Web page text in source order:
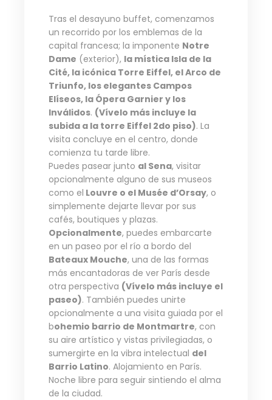
Tras el desayuno buffet, comenzamos
un recorrido por los emblemas de la
capital francesa; la imponente Notre
Dame (exterior), la mística Isla de la
Cité, la icónica Torre Eiffel, el Arco de
Triunfo, los elegantes Campos
Elíseos, la Ópera Garnier y los
Inválidos. (Vívelo más incluye la
subida a la torre Eiffel 2do piso). La
visita concluye en el centro, donde
comienza tu tarde libre.
Puedes pasear junto al Sena, visitar
opcionalmente alguno de sus museos
como el Louvre o el Musée d’Orsay, o
simplemente dejarte llevar por sus
cafés, boutiques y plazas.
Opcionalmente, puedes embarcarte
en un paseo por el río a bordo del
Bateaux Mouche, una de las formas
más encantadoras de ver París desde
otra perspectiva (Vívelo más incluye el
paseo). También puedes unirte
opcionalmente a una visita guiada por el
bohemio barrio de Montmartre, con
su aire artístico y vistas privilegiadas, o
sumergirte en la vibra intelectual del
Barrio Latino. Alojamiento en París.
Noche libre para seguir sintiendo el alma
de la ciudad.